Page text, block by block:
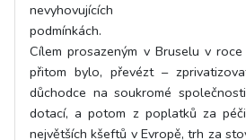
nevyhovujících
podmínkách.
Cílem prosazeným v Bruselu v
přitom bylo, převézt –
důchodce na soukromé
dotací, a potom z poplatků za
největších kšeftů v Evropě, trh za